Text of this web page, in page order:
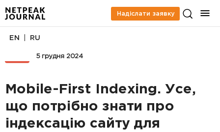
Надіслати заявку
5 грудня 2024
EN RU
Mobile-First Indexing. Усе,
що потрібно знати про
індексацію сайту для